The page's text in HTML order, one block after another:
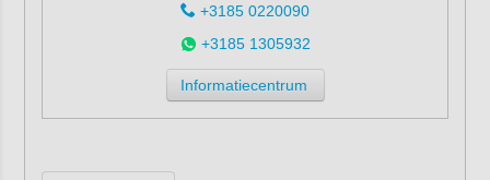
+3185 0220090
+3185 1305932
Informatiecentrum